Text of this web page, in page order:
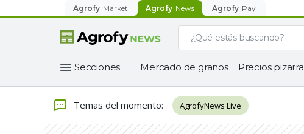
Agrofy Market Agrofy News Agrofy Pay
Secciones Mercado de granos Precios pizarra
Temas del momento: AgrofyNews Live